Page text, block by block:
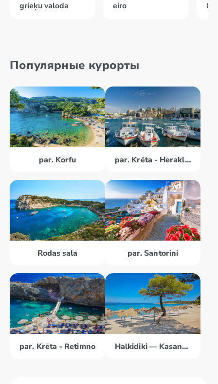
grieķu valoda eiro
Популярные курорты
par. Korfu par. Krēta - Herakliona
Rodas sala par. Santorini
par. Krēta - Retimno Halkidiki — Kasandra